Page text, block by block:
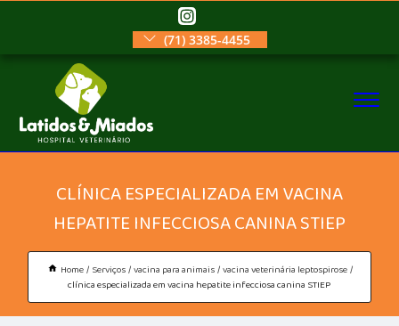
(71) 3385-4455
CLÍNICA ESPECIALIZADA EM VACINA
HEPATITE INFECCIOSA CANINA STIEP
Home Serviços vacina para animais vacina veterinária leptospirose
clínica especializada em vacina hepatite infecciosa canina STIEP